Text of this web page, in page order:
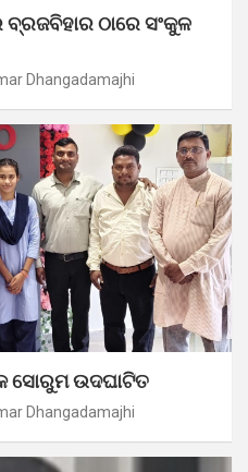
ଠାରେ ସଂକୁଳ
Dhangadamajhi
ସୋରୁମ ଉଦଘାଟିତ
Dhangadamajhi